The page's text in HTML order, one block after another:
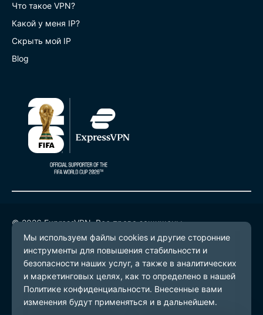
Что такое VPN?
Какой у меня IP?
Скрыть мой IP
Blog
© 2026 ExpressVPN. Все права защищены.
Политика конфиденциальности
Условия предоставления услуг
Настройки файлов cookie